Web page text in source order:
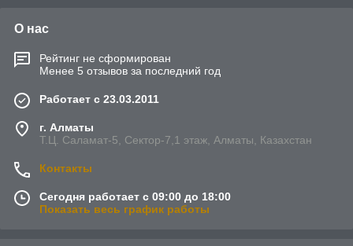
О нас
Рейтинг не сформирован
Менее 5 отзывов за последний год
Работает с 23.03.2011
г. Алматы
Т.Ц. Саламат-5, Cектор-7,1 этаж, Алматы, Казахстан
Контакты
Сегодня работает с 09:00 до 18:00
Показать весь график работы